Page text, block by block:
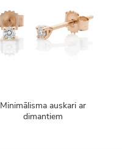
Minimālisma auskari ar
dimantiem